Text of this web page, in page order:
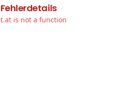
Fehlerdetails
t.at is not a function